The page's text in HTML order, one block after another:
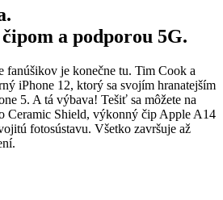
a podporou 5G.
fanúšikov je konečne tu. Tim Cook a
iPhone 12, ktorý sa svojím hranatejším
5. A tá výbava! Tešiť sa môžete na
Ceramic Shield, výkonný čip Apple A14
fotosústavu. Všetko završuje až